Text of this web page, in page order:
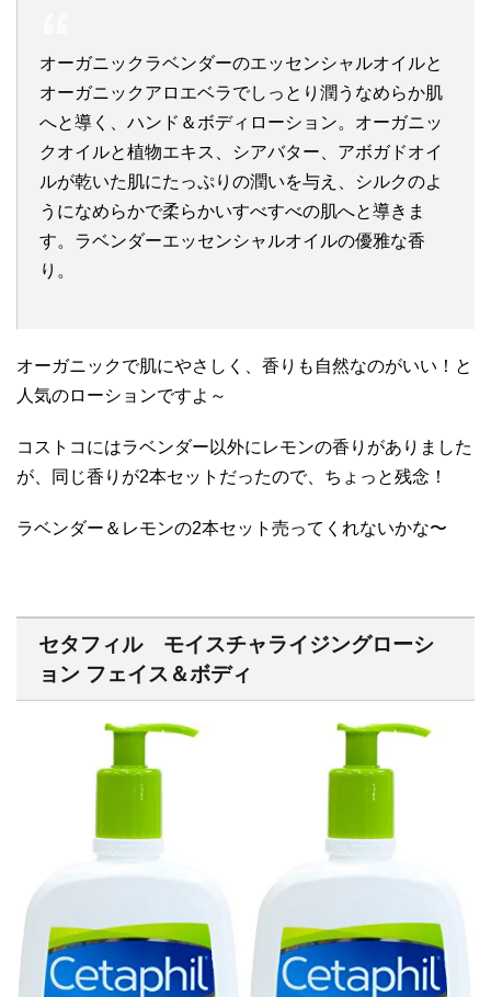
オーガニックラベンダーのエッセンシャルオイルと
オーガニックアロエベラでしっとり潤うなめらか肌
へと導く、ハンド＆ボディローション。オーガニッ
クオイルと植物エキス、シアバター、アボガドオイ
ルが乾いた肌にたっぷりの潤いを与え、シルクのよ
うになめらかで柔らかいすべすべの肌へと導きま
す。ラベンダーエッセンシャルオイルの優雅な香
り。
オーガニックで肌にやさしく、香りも自然なのがいい！と
人気のローションですよ～
コストコにはラベンダー以外にレモンの香りがありました
が、同じ香りが2本セットだったので、ちょっと残念！
ラベンダー＆レモンの2本セット売ってくれないかな〜
セタフィル モイスチャライジングローシ
ョン フェイス＆ボディ